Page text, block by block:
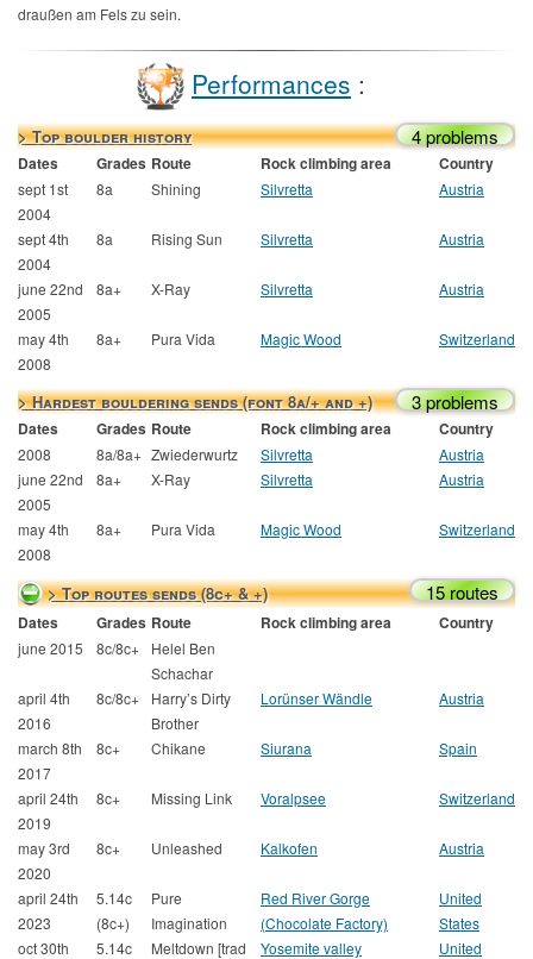
draußen am Fels zu sein.
Performances :
> Top boulder history 4 problems
Dates Grades Route Rock climbing area Country
sept 1st
2004
8a Shining Silvretta Austria
sept 4th
2004
8a Rising Sun Silvretta Austria
june 22nd
2005
8a+ X-Ray Silvretta Austria
may 4th
2008
8a+ Pura Vida Magic Wood Switzerland
> Hardest bouldering sends (font 8a/+ and +) 3 problems
Dates Grades Route Rock climbing area Country
2008 8a/8a+ Zwiederwurtz Silvretta
Austria
june 22nd
2005
8a+ X-Ray Silvretta Austria
may 4th
2008
8a+ Pura Vida Magic Wood Switzerland
> Top routes sends (8c+ & +) 15 routes
Dates Grades Route Rock climbing area Country
june 2015 8c/8c+
Helel Ben
Schachar
april 4th
2016
8c/8c+
Harry’s Dirty
Brother
Lorünser Wändle Austria
march 8th
2017
8c+ Chikane Siurana Spain
april 24th
2019
8c+ Missing Link Voralpsee Switzerland
may 3rd
2020
8c+ Unleashed Kalkofen Austria
april 24th
2023
5.14c
(8c+)
Pure
Imagination
Red River Gorge
(Chocolate Factory)
United
States
oct 30th
5.14c
Meltdown [trad
Yosemite valley
United